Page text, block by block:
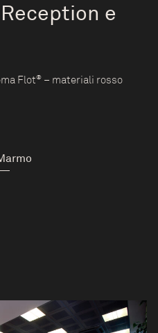
e
Flot® – materiali rosso